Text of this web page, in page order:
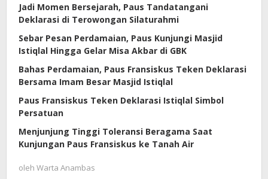
Jadi Momen Bersejarah, Paus Tandatangani
Deklarasi di Terowongan Silaturahmi
Sebar Pesan Perdamaian, Paus Kunjungi Masjid
Istiqlal Hingga Gelar Misa Akbar di GBK
Bahas Perdamaian, Paus Fransiskus Teken Deklarasi
Bersama Imam Besar Masjid Istiqlal
Paus Fransiskus Teken Deklarasi Istiqlal Simbol
Persatuan
Menjunjung Tinggi Toleransi Beragama Saat
Kunjungan Paus Fransiskus ke Tanah Air
oleh Warta Anambas